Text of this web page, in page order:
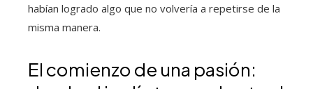
habían logrado algo que no volvería a repetirse de la
misma manera.
El comienzo de una pasión: